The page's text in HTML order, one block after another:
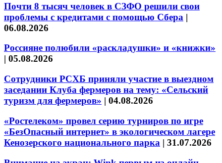
Почти 8 тысяч человек в СЗФО решили свои
проблемы с кредитами с помощью Сбера |
06.08.2026
Россияне полюбили «раскладушки» и «книжки»
| 05.08.2026
Сотрудники РСХБ приняли участие в выездном
заседании Клуба фермеров на тему: «Сельский
туризм для фермеров» | 04.08.2026
«Ростелеком» провел серию турниров по игре
«БезОпасный интернет» в экологическом лагере
Кенозерского национального парка | 31.07.2026